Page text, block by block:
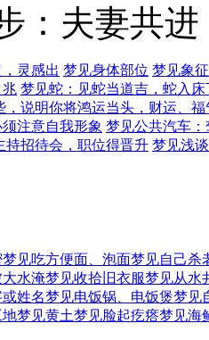
：夫妻共
灵感出 梦见身体部位 梦见象
兆 梦见蛇：见蛇当道吉，蛇入床
，说明你将鸿运当头，财运、福
注意自我形象 梦见公共汽车
持招待会，职位得晋升 梦见浅
梦见吃方便面、泡面梦见自己杀
水淹梦见收拾旧衣服梦见从水
姓名梦见电饭锅、电饭煲梦见
地梦见黄土梦见脸起疙瘩梦见海